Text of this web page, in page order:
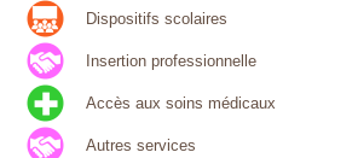
Dispositifs scolaires
Insertion professionnelle
Accès aux soins médicaux
Autres services